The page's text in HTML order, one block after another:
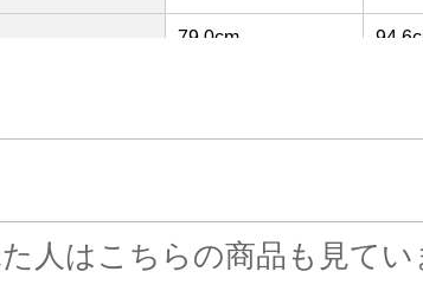
79.0cm
82.0cm
人はこちらの商品も見てい